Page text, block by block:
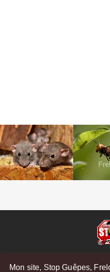
Mon site, Stop Guêpes,
Rats
© Copyright 2026 Stop